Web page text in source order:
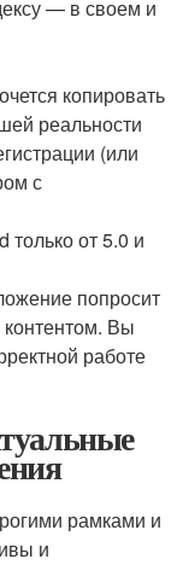
— в своем и
копировать
реальности
(или
с
от 5.0 и
попросит
Вы
работе
рамками и
и